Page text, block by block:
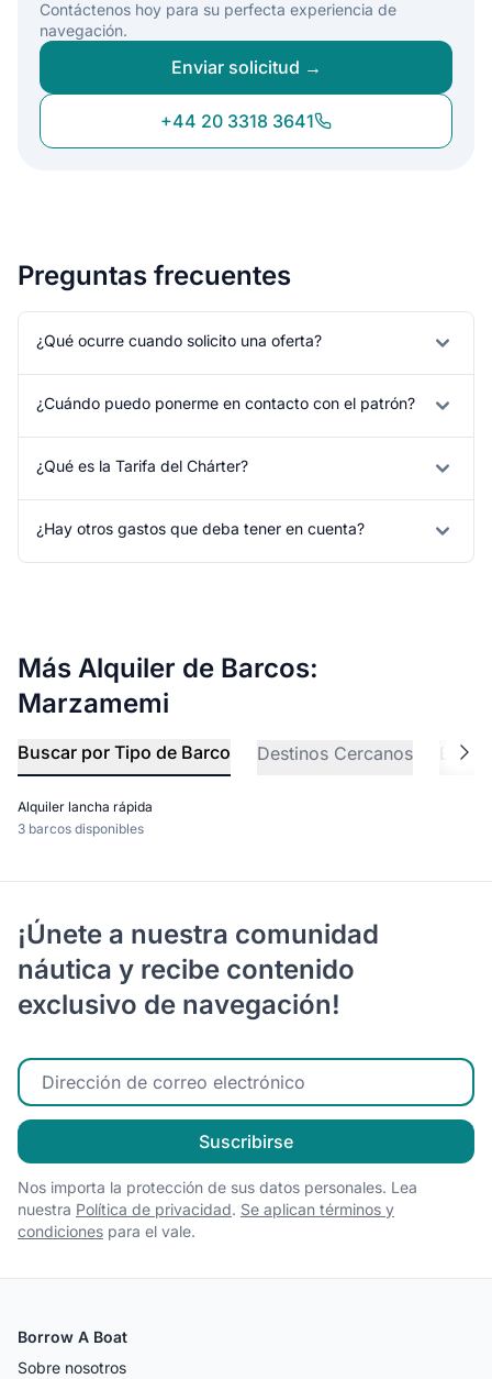
Contáctenos hoy para su perfecta experiencia de
navegación.
Enviar solicitud →
+44 20 3318 3641
Preguntas frecuentes
¿Qué ocurre cuando solicito una oferta?
¿Cuándo puedo ponerme en contacto con el patrón?
¿Qué es la Tarifa del Chárter?
¿Hay otros gastos que deba tener en cuenta?
Más Alquiler de Barcos:
Marzamemi
Buscar por Tipo de Barco Destinos Cercanos
Alquiler lancha rápida
3 barcos disponibles
¡Únete a nuestra comunidad
náutica y recibe contenido
exclusivo de navegación!
Ingrese su correo electrónico
Suscribirse
Nos importa la protección de sus datos personales. Lea
nuestra Política de privacidad. Se aplican términos y
condiciones para el vale.
Borrow A Boat
Sobre nosotros